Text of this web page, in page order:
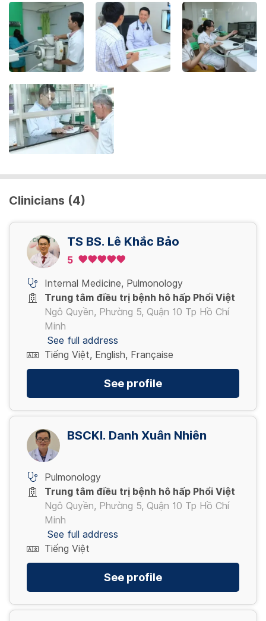
Clinicians (4)
TS BS. Lê Khắc Bảo
5
Internal Medicine, Pulmonology
Trung tâm điều trị bệnh hô hấp Phổi Việt
Ngô Quyền, Phường 5, Quận 10 Tp Hồ Chí
Minh
See full address
Tiếng Việt, English, Française
See profile
BSCKI. Danh Xuân Nhiên
Pulmonology
Trung tâm điều trị bệnh hô hấp Phổi Việt
Ngô Quyền, Phường 5, Quận 10 Tp Hồ Chí
Minh
See full address
Tiếng Việt
See profile